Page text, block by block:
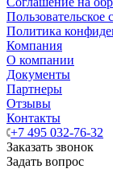
Пользовательское
Политика
Компания
О компании
Документы
Партнеры
Отзывы
Контакты
+7 495 032-76-32
Заказать звонок
Задать вопрос